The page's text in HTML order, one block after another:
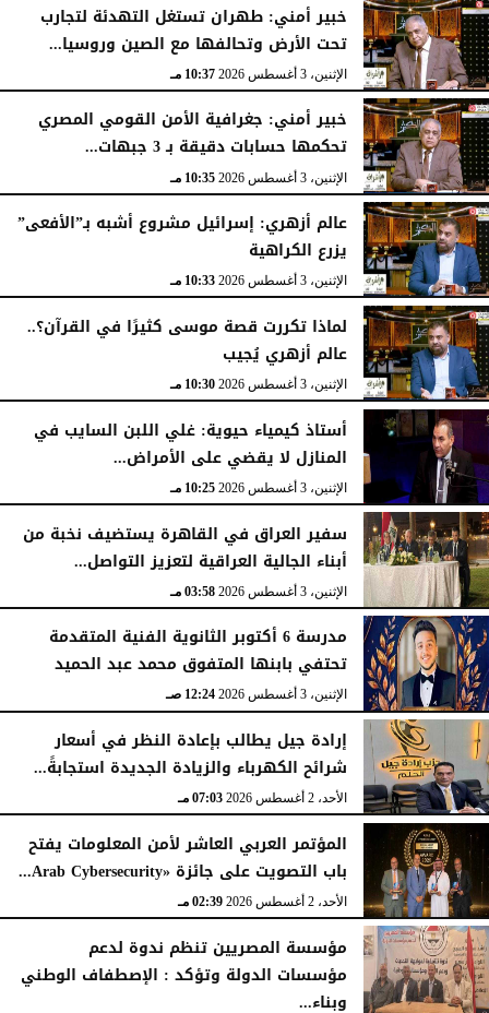
خبير أمني: طهران تستغل التهدئة لتجارب
تحت الأرض وتحالفها مع الصين وروسيا...
الإثنين، 3 أغسطس 2026 10:37 مـ
خبير أمني: جغرافية الأمن القومي المصري
تحكمها حسابات دقيقة بـ 3 جبهات...
الإثنين، 3 أغسطس 2026 10:35 مـ
عالم أزهري: إسرائيل مشروع أشبه بـ”الأفعى”
يزرع الكراهية
الإثنين، 3 أغسطس 2026 10:33 مـ
لماذا تكررت قصة موسى كثيرًا في القرآن؟..
عالم أزهري يُجيب
الإثنين، 3 أغسطس 2026 10:30 مـ
أستاذ كيمياء حيوية: غلي اللبن السايب في
المنازل لا يقضي على الأمراض...
الإثنين، 3 أغسطس 2026 10:25 مـ
سفير العراق في القاهرة يستضيف نخبة من
أبناء الجالية العراقية لتعزيز التواصل...
الإثنين، 3 أغسطس 2026 03:58 مـ
مدرسة 6 أكتوبر الثانوية الفنية المتقدمة
تحتفي بابنها المتفوق محمد عبد الحميد
الإثنين، 3 أغسطس 2026 12:24 صـ
إرادة جيل يطالب بإعادة النظر في أسعار
شرائح الكهرباء والزيادة الجديدة استجابةً...
الأحد، 2 أغسطس 2026 07:03 مـ
المؤتمر العربي العاشر لأمن المعلومات يفتح
باب التصويت على جائزة «Arab Cybersecurity...
الأحد، 2 أغسطس 2026 02:39 مـ
مؤسسة المصريين تنظم ندوة لدعم
مؤسسات الدولة وتؤكد : الإصطفاف الوطني
وبناء...